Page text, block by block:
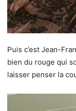
Puis c’est Jean-
bien du rouge qui
laisser penser la